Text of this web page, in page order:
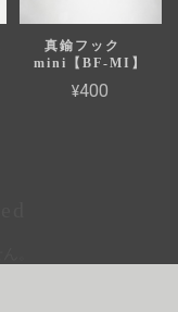
真鍮フック
mini【BF-MI】
¥400